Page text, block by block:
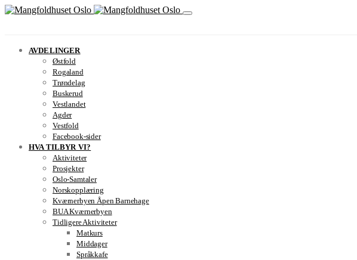
AVDELINGER
Østfold
Rogaland
Trøndelag
Buskerud
Vestlandet
Agder
Vestfold
Facebook-sider
HVA TILBYR VI?
Aktiviteter
Prosjekter
Oslo-Samtaler
Norskopplæring
Kværnerbyen Åpen Barnehage
BUA Kværnerbyen
Tidligere Aktiviteter
Matkurs
Middager
Språkkafe